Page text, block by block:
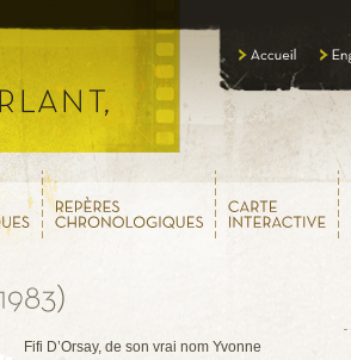
Fifi D’Orsay, de son vrai nom Yvonne